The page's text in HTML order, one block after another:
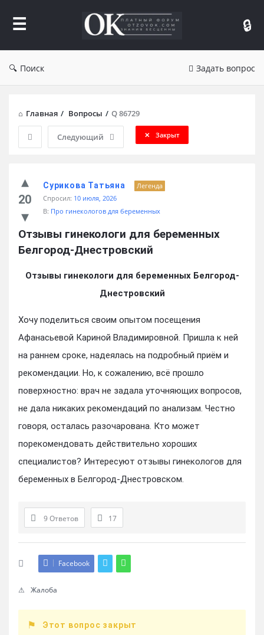
Отзывы
Поиск Задать вопрос
Главная / Вопросы / Q 86729
Следующий Закрыт
20
Сурикова Татьяна
Легенда
Спросил: 10 июля, 2026
В: Про гинекологов для беременных
Отзывы гинекологи для беременных
Белгород-Днестровский
Отзывы гинекологи для беременных Белгород-
Днестровский
Хочу поделиться своим опытом посещения
Афанасьевой Кариной Владимировной. Пришла к ней
на раннем сроке, надеялась на подробный приём и
рекомендации. Но, к сожалению, всё прошло
поверхностно: врач не задала уточняющих вопросов,
не дала никаких рекомендаций по анализам. Честно
говоря, осталась разочарована. Кто может
порекомендовать действительно хороших
специалистов? Интересуют отзывы гинекологов для
беременных в Белгород-Днестровском.
9 Ответов 17
Facebook
Жалоба
Этот вопрос закрыт